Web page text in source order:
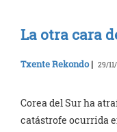
La otra cara
Txente Rekondo| 29/
Corea del Sur ha
catástrofe ocurrida